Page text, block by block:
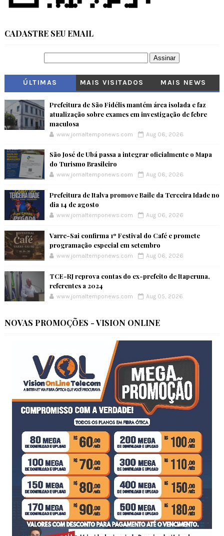
CADASTRE SEU EMAIL
ÚLTIMAS MAIS VISITADOS MAIS NEWS
Prefeitura de São Fidélis mantém área isolada e faz
atualização sobre exames em investigação de febre
maculosa
www.jornaltemponews.com Aug 06, 2026
São José de Ubá passa a integrar oficialmente o Mapa
do Turismo Brasileiro
www.jornaltemponews.com Aug 06, 2026
Prefeitura de Italva promove Baile da Terceira Idade no
dia 14 de agosto
www.jornaltemponews.com Aug 06, 2026
Varre-Sai confirma 1º Festival do Café e promete
programação especial em setembro
www.jornaltemponews.com Aug 06, 2026
TCE-RJ reprova contas do ex-prefeito de Itaperuna,
referentes a 2024
www.jornaltemponews.com Aug 05, 2026
NOVAS PROMOÇÕES - VISION ONLINE